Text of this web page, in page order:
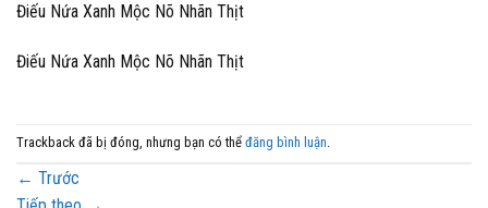
Điếu Nứa Xanh Mộc Nõ Nhãn Thịt
Điếu Nứa Xanh Mộc Nõ Nhãn Thịt
Trackback đã bị đóng, nhưng bạn có thể đăng bình luận.
← Trước